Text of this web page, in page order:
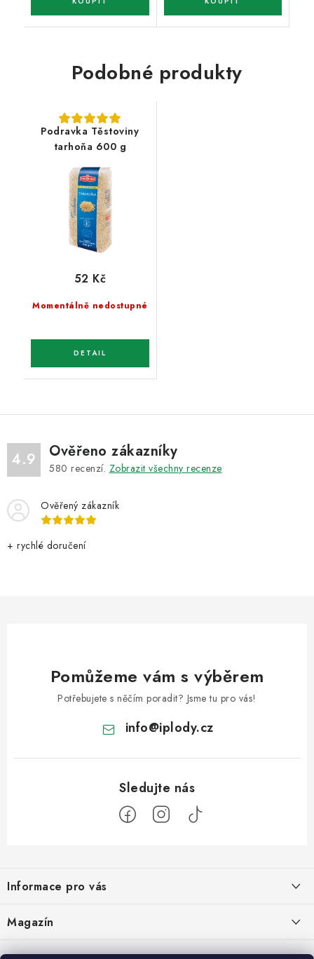
Podobné produkty
Podravka Těstoviny
tarhoňa 600 g
Momentálně nedostupné
52 Kč
4.9 Ověřeno zákazníky
580 recenzí. Zobrazit všechny recenze
Ověřený zákazník
+ rychlé doručení
Pomůžeme vám s výběrem
Potřebujete s něčím poradit? Jsme tu pro vás!
info@iplody.cz
p
a
t
í
Informace pro vás
Doprava a platba
Velkoobchod
Magazín
Kombucha – osvěžující nápoj pro zdravé zažívání